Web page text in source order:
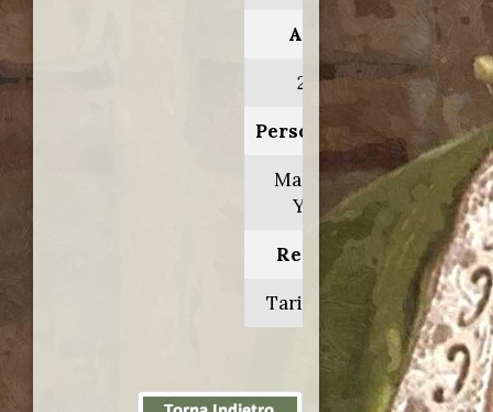
Anno:
2017
Personaggio:
Maggiore
Yosef
Regia di:
Tarik Saleh